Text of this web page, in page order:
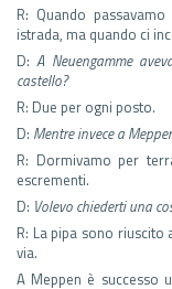
R: Quando
istrada, ma quando ci
D:A Neuengamme
castello?
R: Due per ogni posto.
D: Mentre invece a
R: Dormivamo per
escrementi.
D: Volevo chiederti una
R: La pipa sono
via.
A Meppen è successo